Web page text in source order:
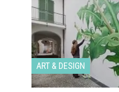
ART & DESIGN